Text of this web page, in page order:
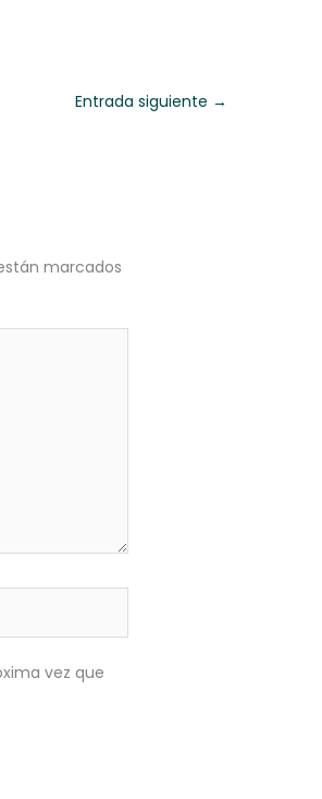
Entrada siguiente →
marcados
vez que